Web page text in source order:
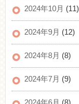
2024年10月 (11)
2024年9月 (12)
2024年8月 (8)
2024年7月 (9)